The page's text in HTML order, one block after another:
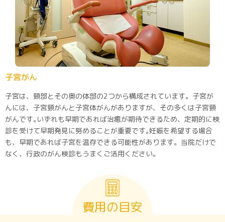
子宮がん
子宮は、頸部とその奥の体部の2つから構成されています。子宮が
んには、子宮頸がんと子宮体がんがありますが、その多くは子宮頸
がんです｡いずれも早期であれば治癒が期待できるため、定期的に検
診を受けて早期発見に努めることが重要です｡妊娠を希望する場合
も、早期であれば子宮を温存できる可能性があります。当院だけで
なく、行政のがん検診もうまくご活用ください。
費用の目安